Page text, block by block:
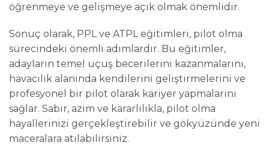
öğrenmeye ve gelişmeye açık olmak önemlidir.
Sonuç olarak, PPL ve ATPL eğitimleri, pilot olma
sürecindeki önemli adımlardır. Bu eğitimler,
adayların temel uçuş becerilerini kazanmalarını,
havacılık alanında kendilerini geliştirmelerini ve
profesyonel bir pilot olarak kariyer yapmalarını
sağlar. Sabır, azim ve kararlılıkla, pilot olma
hayallerinizi gerçekleştirebilir ve gökyüzünde yeni
maceralara atılabilirsiniz.